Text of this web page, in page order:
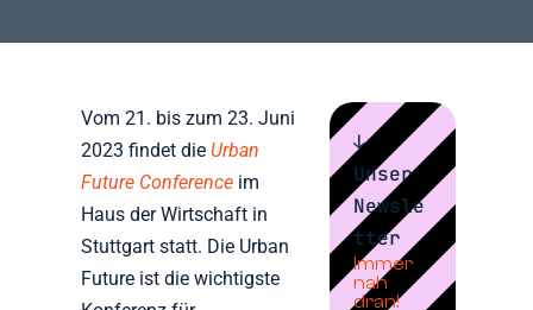
Vom 21. bis zum 23. Juni
2023 findet die Urban
Future Conference im
Haus der Wirtschaft in
Stuttgart statt. Die Urban
Future ist die wichtigste
↓
Unser
Newsle
tter
Immer
nah
dran!